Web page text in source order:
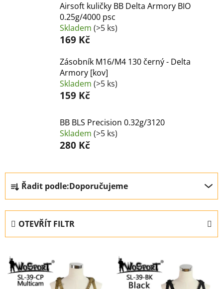
Airsoft kuličky BB Delta Armory BIO
0.25g/4000 psc
Skladem (>5 ks)
169 Kč
Zásobník M16/M4 130 černý - Delta
Armory [kov]
Skladem (>5 ks)
159 Kč
BB BLS Precision 0.32g/3120
Skladem (>5 ks)
280 Kč
Ř
a
z
n
í
p
r
Řadit podle:Doporučujeme
OTEVŘÍT FILTR
V
ý
p